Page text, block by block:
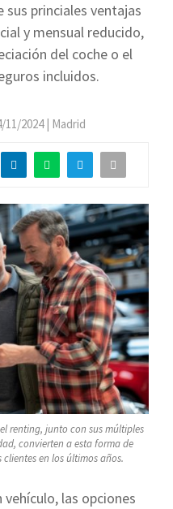
sus princiales ventajas
y mensual reducido,
del coche o el
incluidos.
11/2024| Madrid
renting, junto con sus múltiples
convierten a esta forma de
en los últimos años.
las opciones